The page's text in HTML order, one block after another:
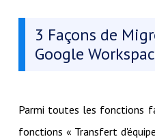
3 Façons de
Google
Parmi toutes les fonctions
fonctions « Transfert